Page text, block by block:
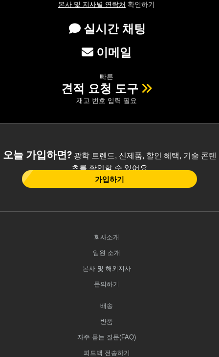
본사 및 지사별 연락처 확인하기
실시간 채팅
이메일
빠른
견적 요청 도구
재고 번호 입력 필요
오늘 가입하면?광학 트렌드, 신제품, 할인 혜택, 기술 콘텐
츠를 확인할 수 있어요
가입하기
회사소개
임원 소개
본사 및 해외지사
문의하기
배송
반품
자주 묻는 질문(FAQ)
피드백 전송하기